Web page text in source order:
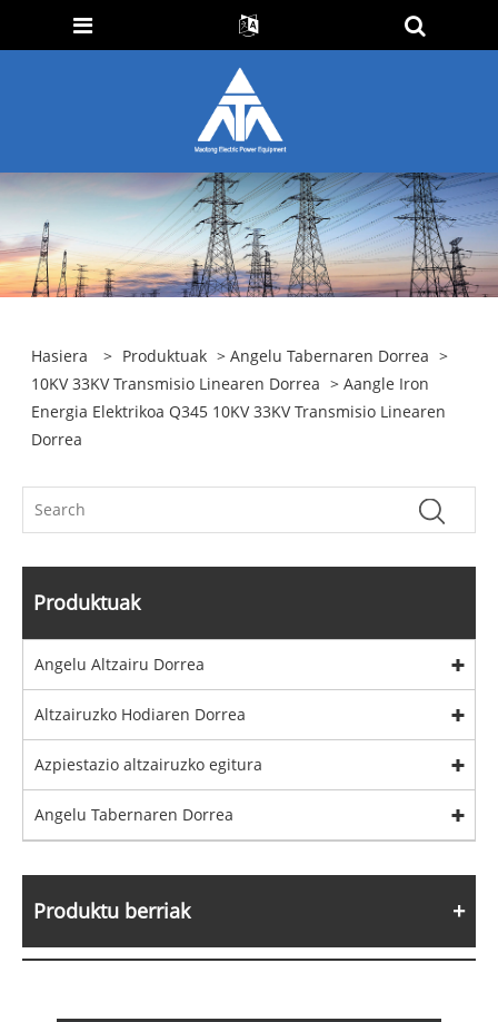
Hasiera > Produktuak >Angelu Tabernaren Dorrea >
10KV 33KV Transmisio Linearen Dorrea > Aangle Iron
Energia Elektrikoa Q345 10KV 33KV Transmisio Linearen
Dorrea
Produktuak
Angelu Altzairu Dorrea
Altzairuzko Hodiaren Dorrea
Azpiestazio altzairuzko egitura
Angelu Tabernaren Dorrea
Produktu berriak